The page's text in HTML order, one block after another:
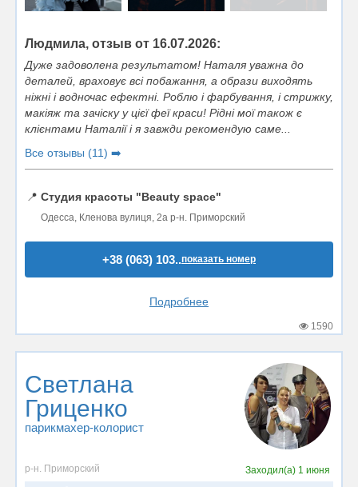
Людмила, отзыв от 16.07.2026:
Дуже задоволена результатом! Наталя уважна до
деталей, враховує всі побажання, а образи виходять
ніжні і водночас ефектні. Роблю і фарбування, і стрижку,
макіяж та зачіску у цієї феї краси! Рідні мої також є
клієнтами Наталії і я завжди рекомендую саме...
Все отзывы (11) ➡️
📍 Студия красоты "Beauty space"
Одесса, Кленова вулиця, 2а р-н. Приморский
+38 (063) 103..показать номер
Подробнее
1590
Светлана
Гриценко
парикмахер-колорист
р-н. Приморский Заходил(а) 1 июня